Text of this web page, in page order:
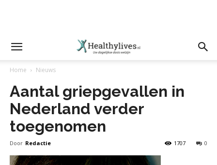
Home Nieuws
Aantal griepgevallen in
Nederland verder
toegenomen
Door Redactie 0
1707